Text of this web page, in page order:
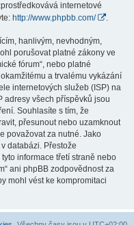
internetové
http://www.phpbb.com/
hanlivým, nevhodným,
porušovat platné zákony ve
fórum“, nebo platné
a trvalému vykázání
internetových služeb (ISP) na
adresy všech příspěvků jsou
Souhlasíte s tím, že
přesunout nebo uzamknout
považovat za nutné. Jako
databázi. Přestože
informace třetí straně nebo
ani phpBB zodpovědnost za
mohl vést ke kompromitaci